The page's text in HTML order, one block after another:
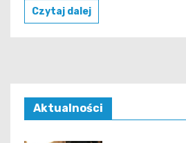
Czytaj dalej
Aktualności